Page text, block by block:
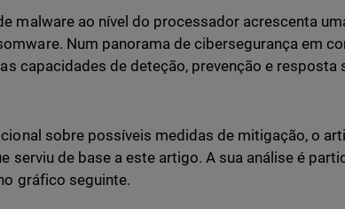
malware ao nível do processador acrescenta
Num panorama de cibersegurança em
capacidades de deteção, prevenção e resposta
sobre possíveis medidas de mitigação, o
serviu de base a este artigo. A sua análise é
gráfico seguinte.